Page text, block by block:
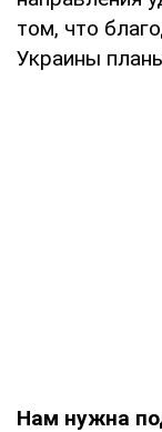
том, что
Украины
Нам нужна